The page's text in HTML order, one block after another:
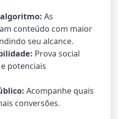
As
conteúdo com maior
seu alcance.
Prova social
potenciais
Acompanhe quais
conversões.